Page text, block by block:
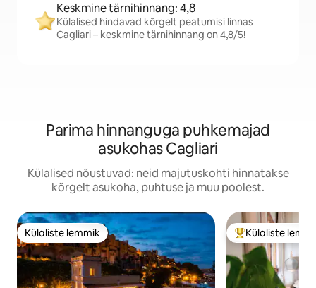
Keskmine tärnihinnang: 4,8
Külalised hindavad kõrgelt peatumisi linnas
Cagliari – keskmine tärnihinnang on 4,8/5!
Parima hinnanguga puhkemajad
asukohas Cagliari
Külalised nõustuvad: neid majutuskohti hinnatakse
kõrgelt asukoha, puhtuse ja muu poolest.
Külaliste lemmik
Külaliste lemmik Külaliste suur
Külaliste